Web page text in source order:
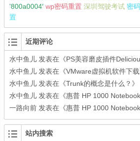
’800a0004′ wp密码重置 深圳驾驶考试 密
置
近期评论
水中鱼儿 发表在《PS美容磨皮插件Delicious Retouch3下载
水中鱼儿 发表在《VMware虚拟机软件下载
水中鱼儿 发表在《Trunk的概念是什么？ 》
水中鱼儿 发表在《惠普 HP 1000 Notebook PC安装黑苹果之windows环境下制作单个Clover安装U盘
一路向前 发表在《惠普 HP 1000 Notebook PC安装黑苹果之windows环境下制作单个Clover安装U盘
站内搜索